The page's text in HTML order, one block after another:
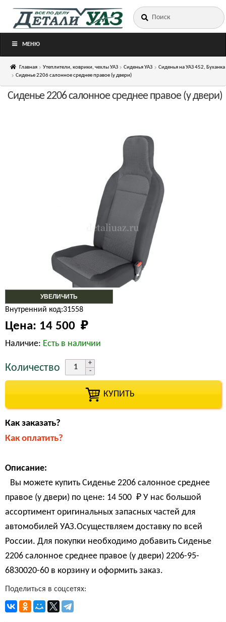
Перейти
Перейти
Искать:
МЕНЮ
Главная Утеплители, коврики, чехлы УАЗ Сиденья УАЗ
Сиденья на УАЗ 452, Буханка
Сиденье 2206 салонное среднее правое (у двери)
УВЕЛИЧИТЬ
Сиденье 2206 салонное среднее правое (у двери)
Внутренний код:31558
Цена: 14 500 ₽
Наличие: Есть в наличии
Количество
КУПИТЬ
Как заказать?
Как оплатить?
Описание:
Вы можете купить Сиденье 2206 салонное среднее
правое (у двери) по цене: 14 500 ₽ У нас большой
ассортимент оригинальных запасных частей для
автомобилей УАЗ.Осуществляем доставку по всей
России. Для покупки необходимо добавить Сиденье
2206 салонное среднее правое (у двери) 2206-95-
6830020-60 в корзину и оформить заказ.
Поделиться в соцсетях: